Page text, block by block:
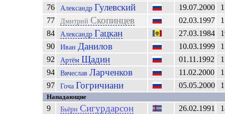
76
Александр Гулевский 19.07.2000
77
Дмитрий Скопинцев 02.03.1997
84
Александр Гацкан 27.03.1984
90
Иван Данилов 10.03.1999
92
Артём Щадин 01.11.1992
94
Вячеслав Ларченков 11.02.2000
97
Гоча Гогричиани 05.05.2000
Нападающие
9 Бьёрн Сигурдарсон 26.02.1991